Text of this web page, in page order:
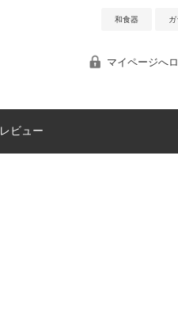
和食器 ガ
マイページへ
レビュー